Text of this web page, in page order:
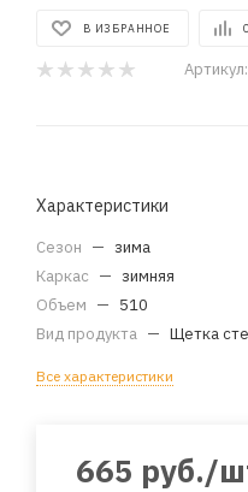
В ИЗБРАННОЕ
Артикул:
Характеристики
Сезон — зима
Каркас — зимняя
Объем — 510
Вид продукта — Щетка
Все характеристики
665 руб./